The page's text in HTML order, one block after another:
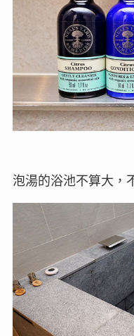
泡湯的浴池不算大，